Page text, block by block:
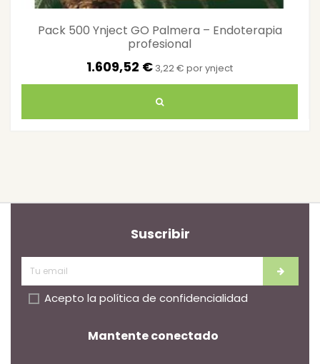
Pack 500 Ynject GO Palmera – Endoterapia
profesional
1.609,52 € 3,22 € por ynject
Suscribir
Acepto la política de confidencialidad
Mantente conectado